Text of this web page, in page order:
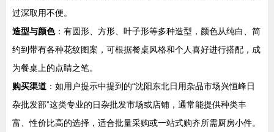
过深取用不便。
造型与颜色：有圆形、方形、叶子形等多种造型，颜色从纯白、简
约到带有各种花纹图案，可根据餐桌风格和个人喜好进行搭配，成
为餐桌上的点睛之笔。
购买渠道 ：如用户提示中提到的“沈阳东北日用杂品市场兴恒峰日
杂批发部”这类专业的日杂批发市场或店铺，通常能提供种类丰
富、性价比高的选择，适合批量采购或一站式购齐所需厨房小件。